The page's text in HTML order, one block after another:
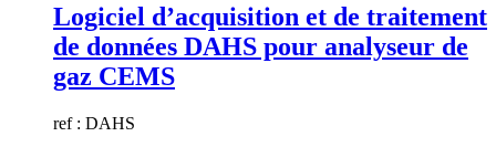
Logiciel d’acquisition et de traitement
de données DAHS pour analyseur de
gaz CEMS
ref : DAHS